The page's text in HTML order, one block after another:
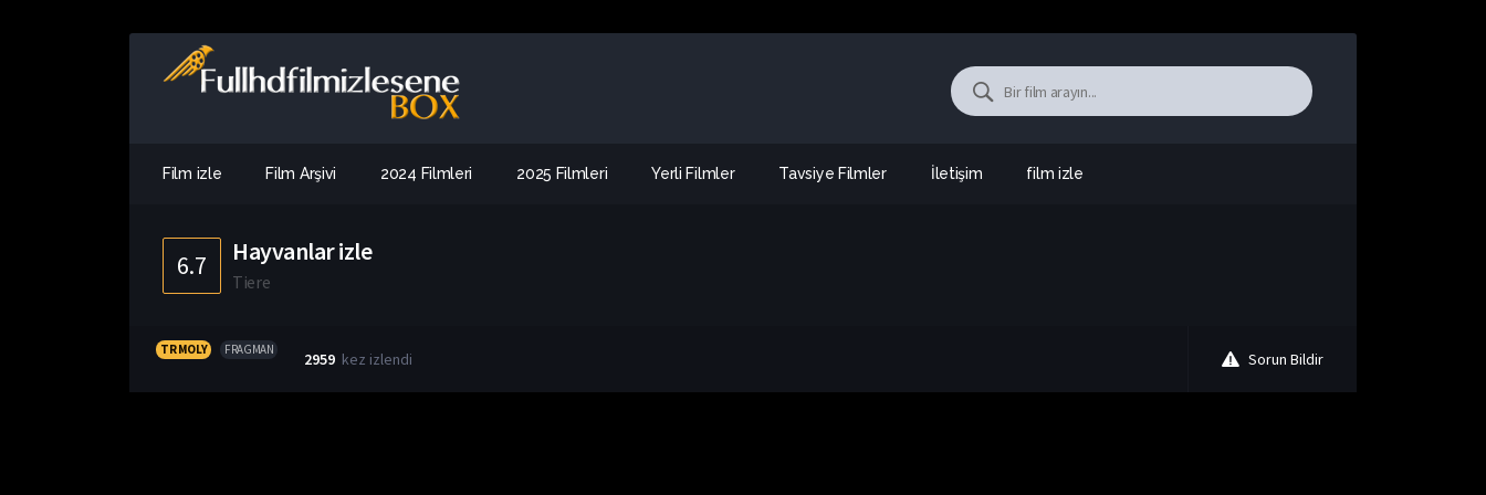
Film izle Film Arşivi 2024 Filmleri 2025 Filmleri Yerli Filmler Tavsiye Filmler İletişim film izle
6.7 Hayvanlar izle
Tiere
TR MOLY FRAGMAN 2959 kez izlendi Sorun Bildir